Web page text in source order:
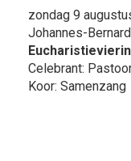
zondag 9
Johannes-
Celebrant:
Koor: Samenzang